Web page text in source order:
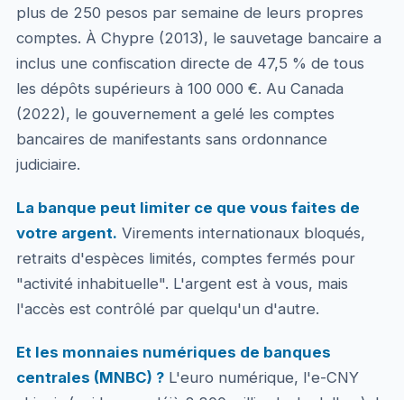
plus de 250 pesos par semaine de leurs propres
comptes. À Chypre (2013), le sauvetage bancaire a
inclus une confiscation directe de 47,5 % de tous
les dépôts supérieurs à 100 000 €. Au Canada
(2022), le gouvernement a gelé les comptes
bancaires de manifestants sans ordonnance
judiciaire.
La banque peut limiter ce que vous faites de
votre argent. Virements internationaux bloqués,
retraits d'espèces limités, comptes fermés pour
"activité inhabituelle". L'argent est à vous, mais
l'accès est contrôlé par quelqu'un d'autre.
Et les monnaies numériques de banques
centrales (MNBC) ?L'euro numérique, l'e-CNY